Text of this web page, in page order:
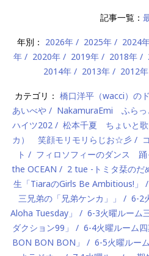
記事一覧：
年別： 2026年 2025年 2024
年
2020年 2019年 2018年
2014年
2013年 2012年
カテゴリ： 橋口洋平（wacci）の
あいべや
NakamuraEmi ふらっ
ハイツ202
松本千夏 ちょいと歌
カ） 笑顔モリモリらじお☆彡
ト
フィロソフィーのダンス 踊
the OCEAN
2 tue -トミタ栞のだ
生「TiaraのGirls Be Ambitious!」
三兄弟の「兄弟ケンカ」」
6-2
Aloha Tuesday」
6-3火曜ルーム
ダクション99」
6-4火曜ルーム
BON BON BON」
6-5火曜ルー